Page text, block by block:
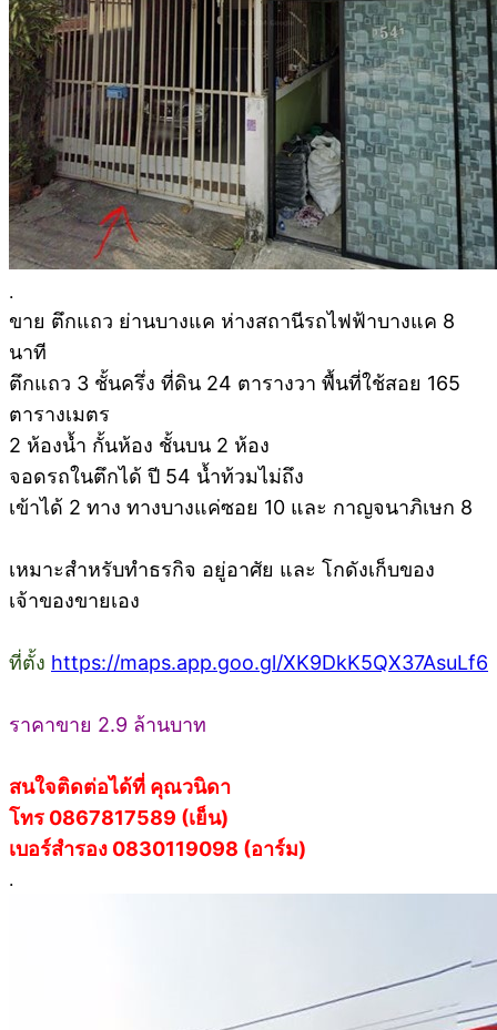
.
ขาย ตึกแถว ย่านบางแค ห่างสถานีรถไฟฟ้าบางแค 8
นาที
ตึกแถว 3 ชั้นครึ่ง ที่ดิน 24 ตารางวา พื้นที่ใช้สอย 165
ตารางเมตร
2 ห้องน้ำ กั้นห้อง ชั้นบน 2 ห้อง
จอดรถในตึกได้ ปี 54 น้ำท้วมไม่ถึง
เข้าได้ 2 ทาง ทางบางแค่ซอย 10 และ กาญจนาภิเษก 8
เหมาะสำหรับทำธรกิจ อยู่อาศัย และ โกดังเก็บของ
เจ้าของขายเอง
ที่ตั้ง https://maps.app.goo.gl/XK9DkK5QX37AsuLf6
ราคาขาย 2.9 ล้านบาท
สนใจติดต่อได้ที่ คุณวนิดา
โทร 0867817589 (เย็น)
เบอร์สำรอง 0830119098 (อาร์ม)
.